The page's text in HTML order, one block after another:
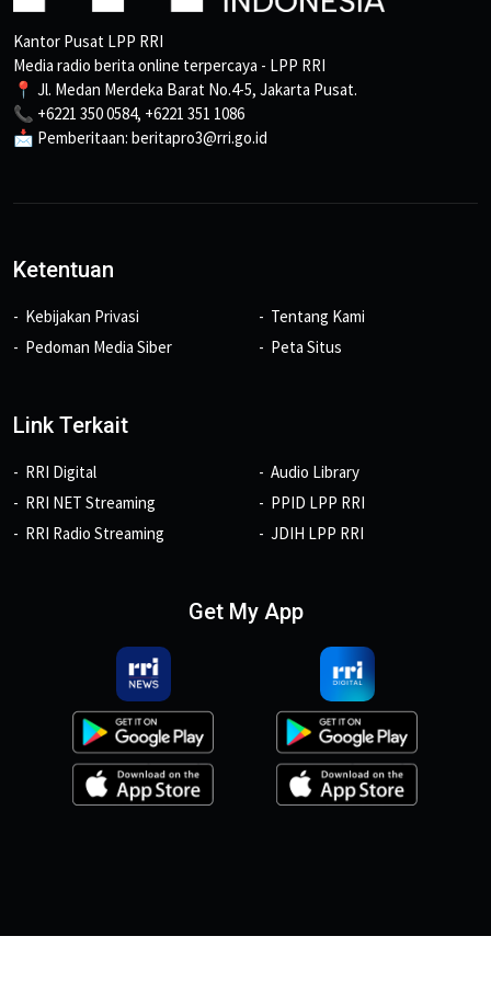
Kantor Pusat LPP RRI
Media radio berita online terpercaya - LPP RRI
📍 Jl. Medan Merdeka Barat No.4-5, Jakarta Pusat.
📞 +6221 350 0584, +6221 351 1086
📩 Pemberitaan: beritapro3@rri.go.id
Ketentuan
Kebijakan Privasi
Pedoman Media Siber
Tentang Kami
Peta Situs
Link Terkait
RRI Digital
RRI NET Streaming
RRI Radio Streaming
Audio Library
PPID LPP RRI
JDIH LPP RRI
Get My App